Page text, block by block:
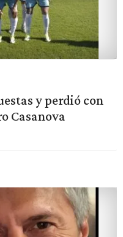
y perdió con
Casanova